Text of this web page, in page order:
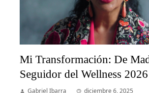
Mi Transformación: De
Seguidor del Wellness 2026
Gabriel Ibarra diciembre 6, 2025